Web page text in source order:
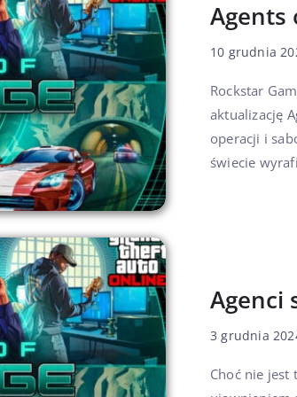
Agents
10 grudnia
Rockstar
aktualizację
operacji i
świecie
Agenci
3 grudnia
Choć nie jest